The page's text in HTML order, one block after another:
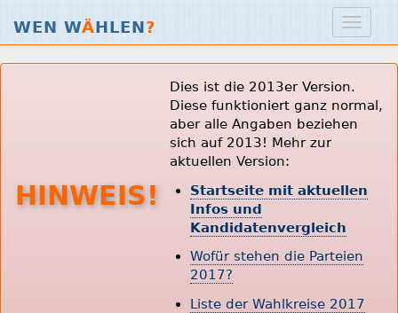
WEN WÄHLEN?
HINWEIS!
Dies ist die 2013er Version.
Diese funktioniert ganz normal,
aber alle Angaben beziehen
sich auf 2013! Mehr zur
aktuellen Version:
Startseite mit aktuellen
Infos und
Kandidatenvergleich
Wofür stehen die Parteien
2017?
Liste der Wahlkreise 2017